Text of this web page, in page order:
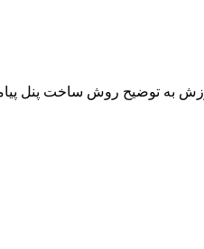
به توضیح روش ساخت پنل